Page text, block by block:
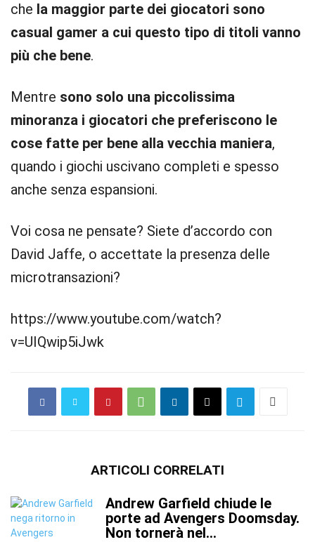
che la maggior parte dei giocatori sono
casual gamer a cui questo tipo di titoli vanno
più che bene.
Mentre sono solo una piccolissima
minoranza i giocatori che preferiscono le
cose fatte per bene alla vecchia maniera,
quando i giochi uscivano completi e spesso
anche senza espansioni.
Voi cosa ne pensate? Siete d’accordo con
David Jaffe, o accettate la presenza delle
microtransazioni?
https://www.youtube.com/watch?
v=UIQwip5iJwk
ARTICOLI CORRELATI
Andrew Garfield chiude le
porte ad Avengers Doomsday.
Non tornerà nel...